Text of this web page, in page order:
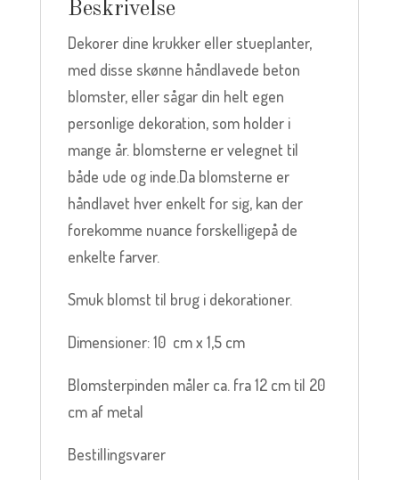
Beskrivelse
Dekorer dine krukker eller stueplanter,
med disse skønne håndlavede beton
blomster, eller sågar din helt egen
personlige dekoration, som holder i
mange år. blomsterne er velegnet til
både ude og inde.Da blomsterne er
håndlavet hver enkelt for sig, kan der
forekomme nuance forskelligepå de
enkelte farver.
Smuk blomst til brug i dekorationer.
Dimensioner: 10 cm x 1,5 cm
Blomsterpinden måler ca. fra 12 cm til 20
cm af metal
Bestillingsvarer